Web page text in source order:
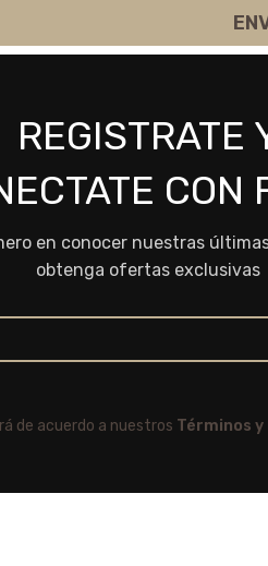
REGISTRATE
CON
en conocer nuestras
obtenga ofertas exclusivas
de acuerdo a nuestros Términos y